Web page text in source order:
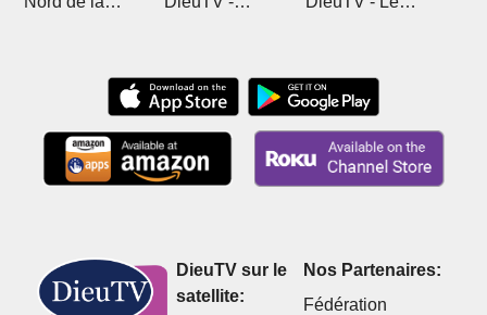
DieuTV sur le
satellite:
Nos Partenaires:
Fédération